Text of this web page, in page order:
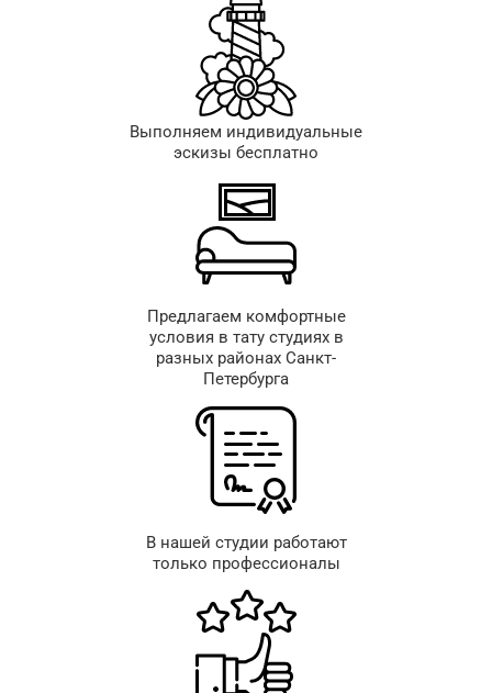
Выполняем индивидуальные
эскизы бесплатно
Предлагаем комфортные
условия в тату студиях в
разных районах Санкт-
Петербурга
В нашей студии работают
только профессионалы